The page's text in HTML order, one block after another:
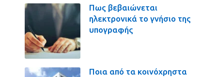
Πως βεβαιώνεται
ηλεκτρονικά το γνήσιο της
υπογραφής
Ποια από τα κοινόχρηστα